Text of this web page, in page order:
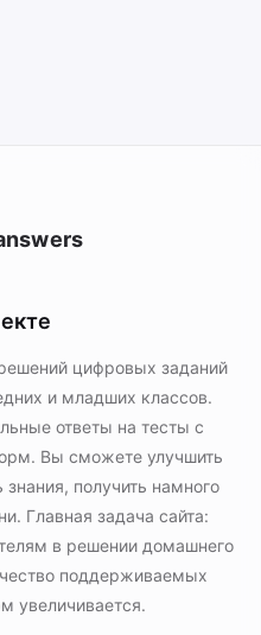
цифровых заданий
и младших классов.
ответы на тесты с
Вы сможете улучшить
получить намного
Главная задача сайта:
в решении домашнего
поддерживаемых
увеличивается.